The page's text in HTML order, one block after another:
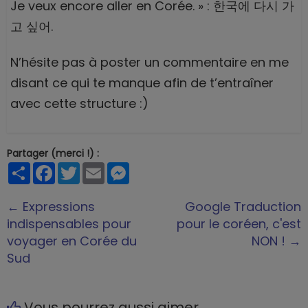
Je veux encore aller en Corée. » : 한국에 다시 가
고 싶어.
N’hésite pas à poster un commentaire en me
disant ce qui te manque afin de t’entraîner
avec cette structure :)
Partager (merci !) :
PartagerFacebook
Twitter
Email
← Expressions
indispensables pour
voyager en Corée du
Sud
Google Traduction
pour le coréen, c'est
NON ! →